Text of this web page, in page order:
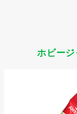
ホビー